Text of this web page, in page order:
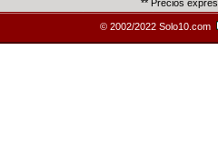
** Precios
© 2002/2022 Solo10.com